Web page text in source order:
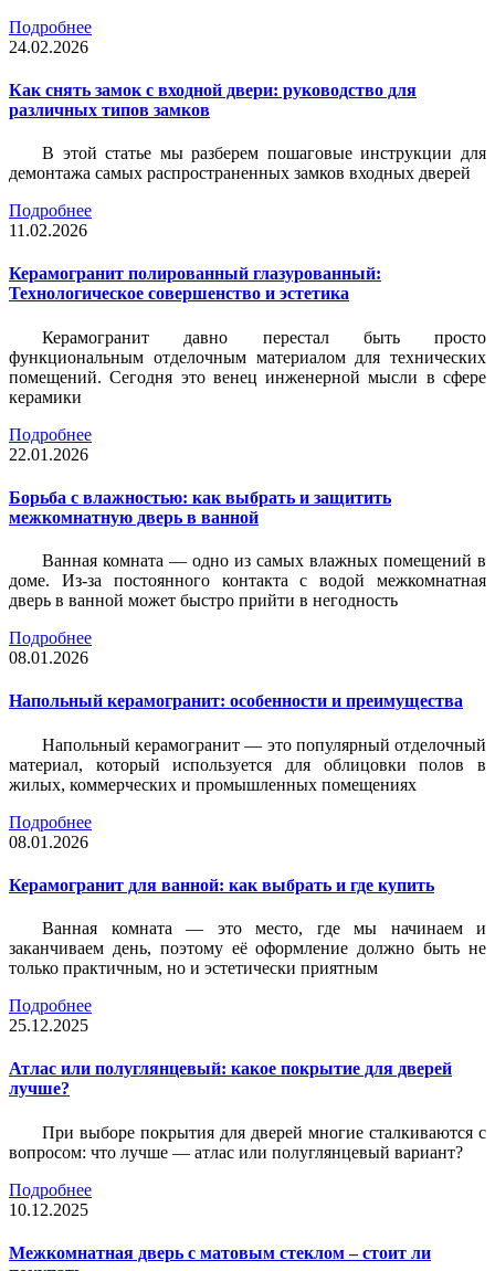
Подробнее
24.02.2026
Как снять замок с входной двери: руководство для
различных типов замков
В этой статье мы разберем пошаговые инструкции для
демонтажа самых распространенных замков входных дверей
Подробнее
11.02.2026
Керамогранит полированный глазурованный:
Технологическое совершенство и эстетика
Керамогранит давно перестал быть просто
функциональным отделочным материалом для технических
помещений. Сегодня это венец инженерной мысли в сфере
керамики
Подробнее
22.01.2026
Борьба с влажностью: как выбрать и защитить
межкомнатную дверь в ванной
Ванная комната — одно из самых влажных помещений в
доме. Из-за постоянного контакта с водой межкомнатная
дверь в ванной может быстро прийти в негодность
Подробнее
08.01.2026
Напольный керамогранит: особенности и преимущества
Напольный керамогранит — это популярный отделочный
материал, который используется для облицовки полов в
жилых, коммерческих и промышленных помещениях
Подробнее
08.01.2026
Керамогранит для ванной: как выбрать и где купить
Ванная комната — это место, где мы начинаем и
заканчиваем день, поэтому её оформление должно быть не
только практичным, но и эстетически приятным
Подробнее
25.12.2025
Атлас или полуглянцевый: какое покрытие для дверей
лучше?
При выборе покрытия для дверей многие сталкиваются с
вопросом: что лучше — атлас или полуглянцевый вариант?
Подробнее
10.12.2025
Межкомнатная дверь с матовым стеклом – стоит ли